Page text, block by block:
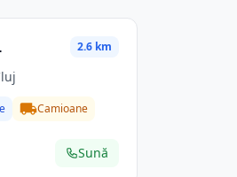
2.6 km
Camioane
Sună